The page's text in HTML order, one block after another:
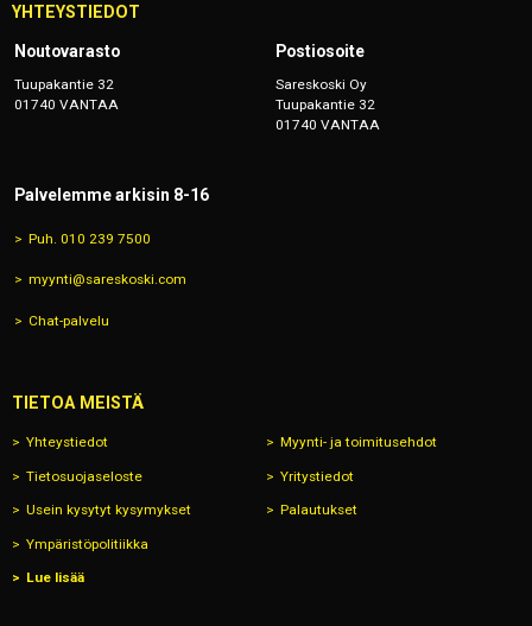
YHTEYSTIEDOT
Noutovarasto
Tuupakantie 32
01740 VANTAA
Postiosoite
Sareskoski Oy
Tuupakantie 32
01740 VANTAA
Palvelemme arkisin 8-16
Puh. 010 239 7500
myynti@sareskoski.com
Chat-palvelu
TIETOA MEISTÄ
Yhteystiedot Myynti- ja toimitusehdot
Tietosuojaseloste Yritystiedot
Usein kysytyt kysymykset Palautukset
Ympäristöpolitiikka
Lue lisää